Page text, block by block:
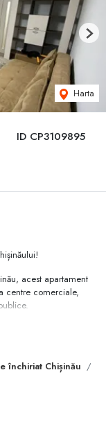
ID CP3109895
Harta
Next
închiriat Chișinău
acest apartament
centre comerciale,
confort și